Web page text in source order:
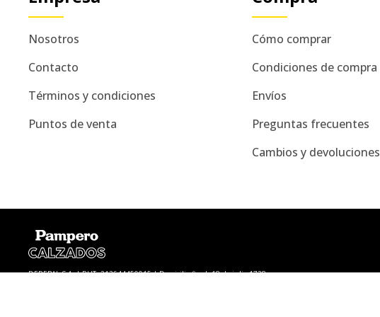
Nosotros
Contacto
Términos y condiciones
Puntos de venta
Cómo comprar
Condiciones de compra
Envíos
Preguntas frecuentes
Cambios y devoluciones
DEREBAL S.A. | RUT: 213644450015 | Domicilio fiscal: 18 de julio 1738